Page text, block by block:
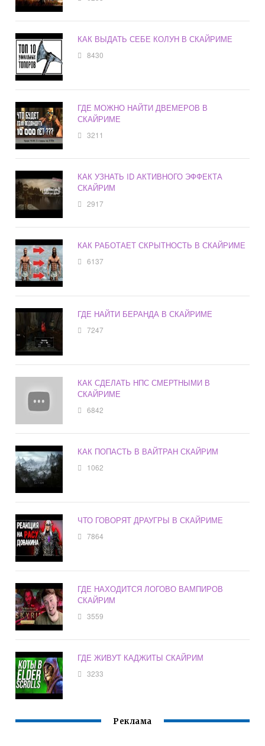
КАК ВЫДАТЬ СЕБЕ КОЛУН В СКАЙРИМЕ
8430
ГДЕ МОЖНО НАЙТИ ДВЕМЕРОВ В
СКАЙРИМЕ
3211
КАК УЗНАТЬ ID АКТИВНОГО ЭФФЕКТА
СКАЙРИМ
2917
КАК РАБОТАЕТ СКРЫТНОСТЬ В СКАЙРИМЕ
6137
ГДЕ НАЙТИ БЕРАНДА В СКАЙРИМЕ
7247
КАК СДЕЛАТЬ НПС СМЕРТНЫМИ В
СКАЙРИМЕ
6842
КАК ПОПАСТЬ В ВАЙТРАН СКАЙРИМ
1062
ЧТО ГОВОРЯТ ДРАУГРЫ В СКАЙРИМЕ
7864
ГДЕ НАХОДИТСЯ ЛОГОВО ВАМПИРОВ
СКАЙРИМ
3559
ГДЕ ЖИВУТ КАДЖИТЫ СКАЙРИМ
3233
Реклама